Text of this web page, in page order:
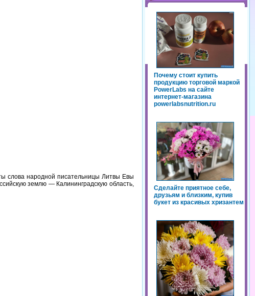
слова народной писательницы Литвы Евы
землю — Калининградскую область,
Почему стоит купить
продукцию торговой маркой
PowerLabs на сайте
интернет-магазина
powerlabsnutrition.ru
Сделайте приятное себе,
друзьям и близким, купив
букет из красивых хризантем